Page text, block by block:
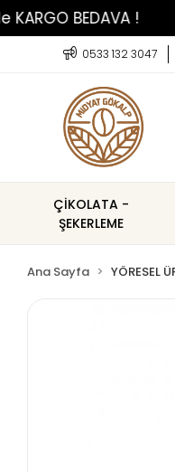
BEDAVA !
0533 132 3047
ÇİKOLATA -
ŞEKERLEME
Ana Sayfa YÖRESEL